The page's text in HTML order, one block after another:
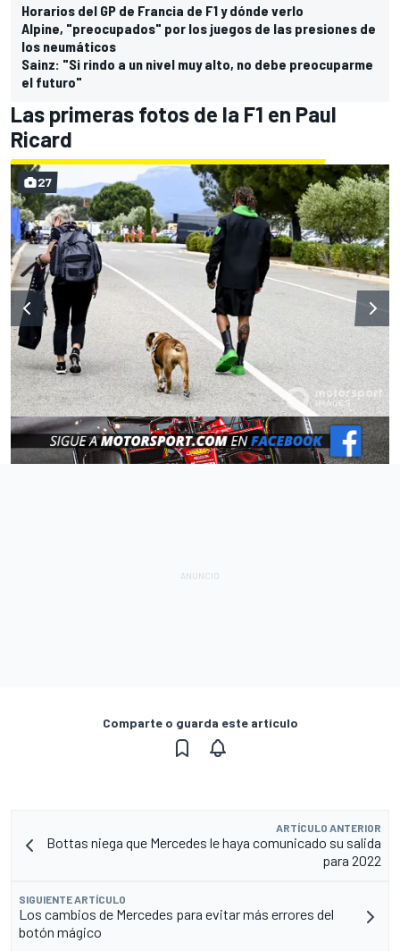
Horarios del GP de Francia de F1 y dónde verlo
Alpine, "preocupados" por los juegos de las presiones de
los neumáticos
Sainz: "Si rindo a un nivel muy alto, no debe preocuparme
el futuro"
Las primeras fotos de la F1 en Paul
Ricard
27
Comparte o guarda este artículo
ARTÍCULO ANTERIOR
Bottas niega que Mercedes le haya comunicado su salida
para 2022
SIGUIENTE ARTÍCULO
Los cambios de Mercedes para evitar más errores del
botón mágico